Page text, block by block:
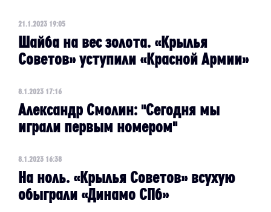
21.1.2023 19:05
Шайба на вес золота. «Крылья
Советов» уступили «Красной Армии»
8.1.2023 17:16
Александр Смолин: "Сегодня мы
играли первым номером"
8.1.2023 16:38
На ноль. «Крылья Советов» всухую
обыграли «Динамо СПб»